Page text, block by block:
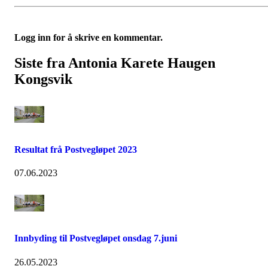
Logg inn for å skrive en kommentar.
Siste fra Antonia Karete Haugen
Kongsvik
Resultat frå Postvegløpet 2023
07.06.2023
Innbyding til Postvegløpet onsdag 7.juni
26.05.2023